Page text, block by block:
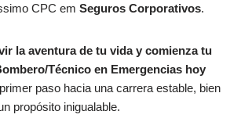
CPC em Seguros Corporativos.
la aventura de tu vida y comienza tu
Técnico en Emergencias hoy
paso hacia una carrera estable, bien
propósito inigualable.